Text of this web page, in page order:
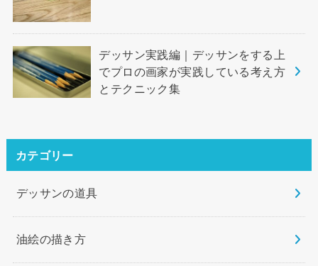
デッサン実践編｜デッサンをする上
でプロの画家が実践している考え方
とテクニック集
カテゴリー
デッサンの道具
油絵の描き方